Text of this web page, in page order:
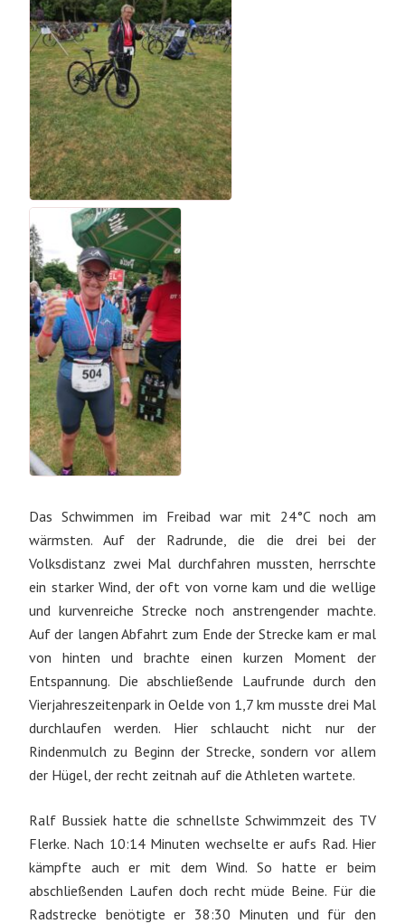
Das Schwimmen im Freibad war mit 24°C noch am
wärmsten. Auf der Radrunde, die die drei bei der
Volksdistanz zwei Mal durchfahren mussten, herrschte
ein starker Wind, der oft von vorne kam und die wellige
und kurvenreiche Strecke noch anstrengender machte.
Auf der langen Abfahrt zum Ende der Strecke kam er mal
von hinten und brachte einen kurzen Moment der
Entspannung. Die abschließende Laufrunde durch den
Vierjahreszeitenpark in Oelde von 1,7 km musste drei Mal
durchlaufen werden. Hier schlaucht nicht nur der
Rindenmulch zu Beginn der Strecke, sondern vor allem
der Hügel, der recht zeitnah auf die Athleten wartete.
Ralf Bussiek hatte die schnellste Schwimmzeit des TV
Flerke. Nach 10:14 Minuten wechselte er aufs Rad. Hier
kämpfte auch er mit dem Wind. So hatte er beim
abschließenden Laufen doch recht müde Beine. Für die
Radstrecke benötigte er 38:30 Minuten und für den